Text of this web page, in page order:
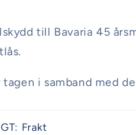
till Bavaria 45
tagen i samband med
Frakt